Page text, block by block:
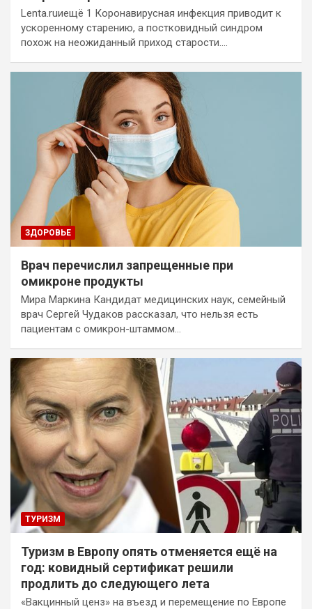
Lenta.ruиещё 1 Коронавирусная инфекция приводит к
ускоренному старению, а постковидный синдром
похож на неожиданный приход старости.…
ЗДОРОВЬЕ
Врач перечислил запрещенные при
омикроне продукты
Мира Маркина Кандидат медицинских наук, семейный
врач Сергей Чудаков рассказал, что нельзя есть
пациентам с омикрон-штаммом…
ТУРИЗМ
Туризм в Европу опять отменяется ещё на
год: ковидный сертификат решили
продлить до следующего лета
«Вакцинный ценз» на въезд и перемещение по Европе